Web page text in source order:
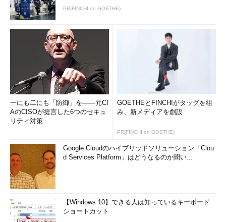
PR(FINCHI on GOETHE)
一にも二にも「防御」を――元CI
AのCISOが提言した6つのセキュ
リティ対策
GOETHEとFINCHIがタッグを組
み、新メディアを創設
PR(FINCHI on GOETHE)
Google Cloudのハイブリッドソリューション「Clou
d Services Platform」はどうなるのか聞い...
【Windows 10】できる人は知っているキーボード
ショートカット